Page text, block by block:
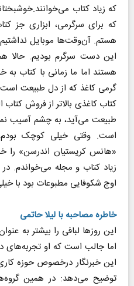
که زیاد کتاب
هستم. آن‌وقت‌ها موبایل
این دست سرگرم بودیم. حالا
هستند اما ما زمانی با کتاب به
گرمی کاغذ که از دل طبیعت
کتاب کاغذی بالاتر از فروش
طبیعت می‌آید، به چشم آسیب
است. وقتی خیلی کوچک
«هانس کریستیان اندرسن» را
اوج شکوفایی مطبوعات بود با
خاطره مصاحبه با لیلا حاتمی
این روزها لبافی را بیشتر به
اما جالب است که او تجربه‌های
این خبرنگار درخصوص حوزه کاری
توضیح می‌دهد: در همین